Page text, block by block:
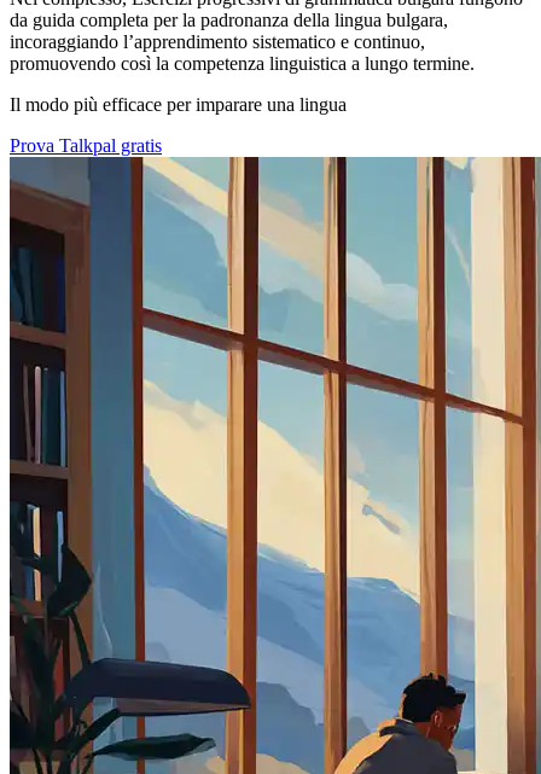
da guida completa per la padronanza della lingua bulgara,
incoraggiando l’apprendimento sistematico e continuo,
promuovendo così la competenza linguistica a lungo termine.
Il modo più efficace per imparare una lingua
Prova Talkpal gratis